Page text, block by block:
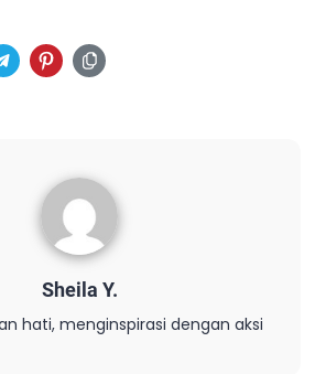
Sheila Y.
hati, menginspirasi dengan aksi